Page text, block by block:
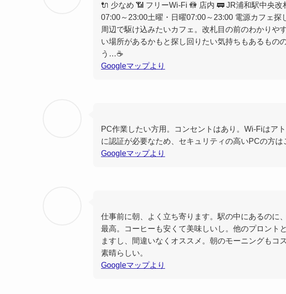
🔌 少なめ 📶 フリーWi-Fi 🚻 店内 🚃 JR浦和駅中央改
07:00～23:00土曜・日曜07:00～23:00 電源カフェ探
周辺で駆け込みたいカフェ。改札目の前のわかりや
い場所があるかもと探し回りたい気持ちもあるもの
う…☕️
Googleマップより
PC作業したい方用。コンセントはあり。Wi-Fiはア
に認証が必要なため、セキュリティの高いPCの方は
Googleマップより
仕事前に朝、よく立ち寄ります。駅の中にあるのに
最高。コーヒーも安くて美味しいし。他のプロント
ますし、間違いなくオススメ。朝のモーニングもコ
素晴らしい。
Googleマップより